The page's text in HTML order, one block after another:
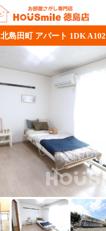
北島田町 アパート 1DK A102